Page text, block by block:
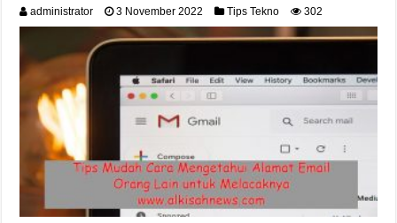
administrator 3 November 2022 Tips Tekno 302